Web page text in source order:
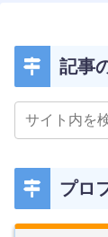
記事
プロ